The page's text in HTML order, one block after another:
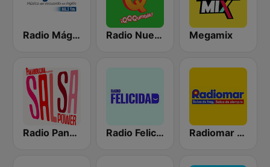
Radio Mágica 88.3 FM Radio Nueva Q Megamix
Radio Panamericana - Salsa Power Radio Felicidad Radiomar 106.3 FM